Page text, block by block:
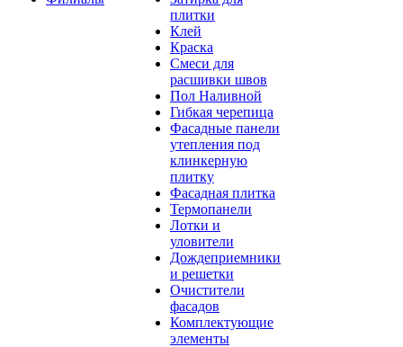
плитки
Клей
Краска
Смеси для
расшивки швов
Пол Наливной
Гибкая черепица
Фасадные панели
утепления под
клинкерную
плитку
Фасадная плитка
Термопанели
Лотки и
уловители
Дождеприемники
и решетки
Очистители
фасадов
Комплектующие
элементы